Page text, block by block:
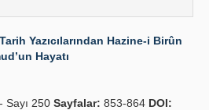
Yazıcılarından Hazine-i Birûn
Hayatı
Sayı 250 Sayfalar: 853-864 DOI: